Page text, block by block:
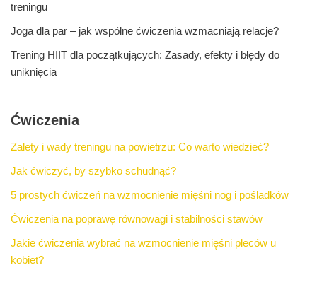
treningu
Joga dla par – jak wspólne ćwiczenia wzmacniają relacje?
Trening HIIT dla początkujących: Zasady, efekty i błędy do
uniknięcia
Ćwiczenia
Zalety i wady treningu na powietrzu: Co warto wiedzieć?
Jak ćwiczyć, by szybko schudnąć?
5 prostych ćwiczeń na wzmocnienie mięśni nog i pośladków
Ćwiczenia na poprawę równowagi i stabilności stawów
Jakie ćwiczenia wybrać na wzmocnienie mięśni pleców u
kobiet?